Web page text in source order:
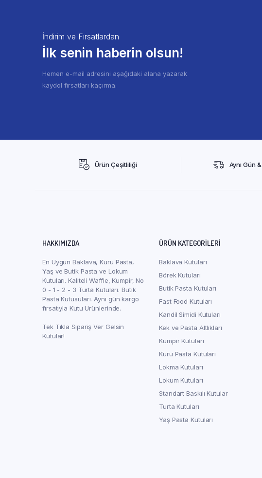
İndirim ve Fırsatlardan
İlk senin haberin olsun!
Hemen e-mail adresini aşağıdaki alana yazarak
kaydol fırsatları kaçırma.
Ürün Çeşitliliği Aynı Gün
HAKKIMIZDA
En Uygun Baklava, Kuru Pasta,
Yaş ve Butik Pasta ve Lokum
Kutuları. Kaliteli Waffle, Kumpir, No
0 - 1 - 2 - 3 Turta Kutuları. Butik
Pasta Kutusuları. Aynı gün kargo
fırsatıyla Kutu Ürünlerinde.
Tek Tıkla Sipariş Ver Gelsin
Kutular!
ÜRÜN KATEGORILERI
Baklava Kutuları
Börek Kutuları
Butik Pasta Kutuları
Fast Food Kutuları
Kandil Simidi Kutuları
Kek ve Pasta Altlıkları
Kumpir Kutuları
Kuru Pasta Kutuları
Lokma Kutuları
Lokum Kutuları
Standart Baskılı Kutular
Turta Kutuları
Yaş Pasta Kutuları